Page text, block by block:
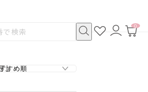
お
気
ロ
グ
カ
0